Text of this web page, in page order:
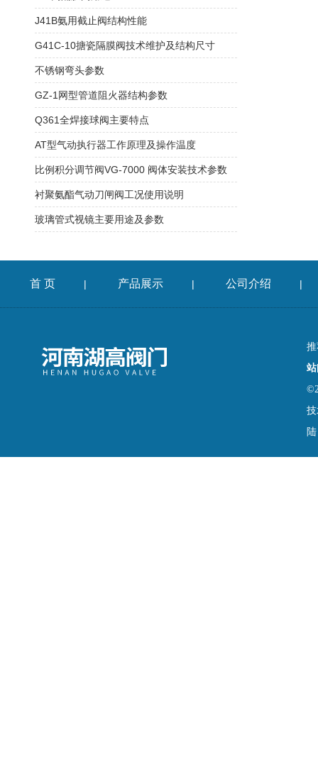
J41B氨用截止阀结构性能
G41C-10搪瓷隔膜阀技术维护及结构尺寸
不锈钢弯头参数
GZ-1网型管道阻火器结构参数
Q361全焊接球阀主要特点
AT型气动执行器工作原理及操作温度
比例积分调节阀VG-7000 阀体安装技术参数
衬聚氨酯气动刀闸阀工况使用说明
玻璃管式视镜主要用途及参数
首 页 | 产品展示 | 公司介绍 |
陆